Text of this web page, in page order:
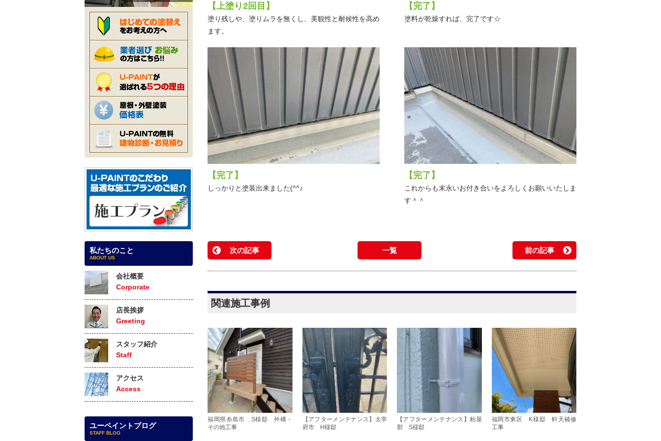
【上塗り2回目】
塗り残しや、塗りムラを無くし、美観性と耐候性を高め
ます。
【完了】
塗料が乾燥すれば、完了です☆
【完了】
しっかりと塗装出来ました(^^♪
【完了】
これからも末永いお付き合いをよろしくお願いいたしま
す＾＾
次の記事 一覧 前の記事
関連施工事例
福岡県糸島市 S様邸 外構・
その他工事
【アフターメンテナンス】太宰
府市 H様邸
【アフターメンテナンス】粕屋
郡 S様邸
福岡市東区 K様邸 軒天補修
工事
私たちのこと
ABOUT US
会社概要
Corporate
店長挨拶
Greeting
スタッフ紹介
Staff
アクセス
Access
ユーペイントブログ
STAFF BLOG